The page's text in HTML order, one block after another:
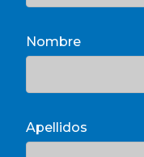
Nombre
Apellidos